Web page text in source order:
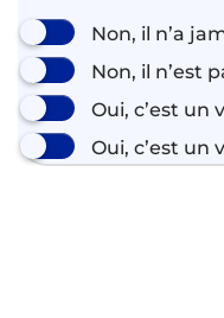
Non, il n’a
Non, il n’est
Oui, c’est un
Oui, c’est un